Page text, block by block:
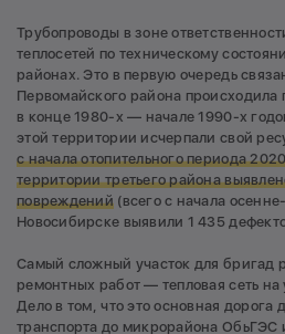
Трубопроводы в зоне
теплосетей по техническому
районах. Это в первую очередь
Первомайского района происходила
в конце 1980-х — начале 1990-х
этой территории исчерпали свой
с начала отопительного периода
территории третьего района
повреждений(всего с начала
Новосибирске выявили 1 435
Самый сложный участок для бригад
ремонтных работ — тепловая сеть
Дело в том, что это основная дорога
транспорта до микрорайона ОбьГЭС